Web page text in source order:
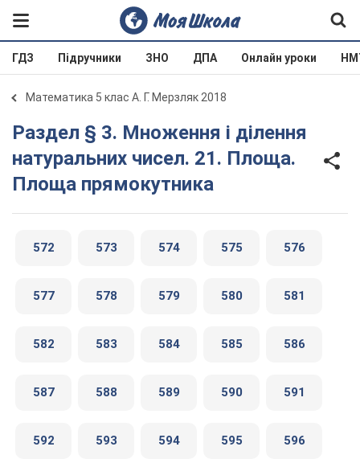
ГДЗ Підручники ЗНО ДПА Онлайн уроки
Математика 5 клас А. Г. Мерзляк 2018
Раздел § 3. Множення і ділення
натуральних чисел. 21. Площа.
Площа прямокутника
572 573 574 575 576
577 578 579 580 581
582 583 584 585 586
587 588 589 590 591
592 593 594 595 596